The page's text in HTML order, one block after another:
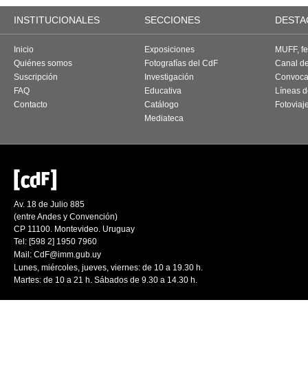
INSTITUCIONALES SECCIONES
Inicio
Quiénes somos
Suscripción
FAQ
Contacto
Exposiciones
Fotografías del CdF
Investigación
Educativa
Catálogo
Mediateca
MUFF,
Canal
Líneas
Av. 18 de Julio 885
(entre Andes y Convención)
CP 11100. Montevideo. Uruguay
Tel: [598 2] 1950 7960
Mail: CdF@imm.gub.uy
Lunes, miércoles, jueves, viernes: de 10 a 19.30 h.
Martes: de 10 a 21 h. Sábados de 9.30 a 14.30 h.